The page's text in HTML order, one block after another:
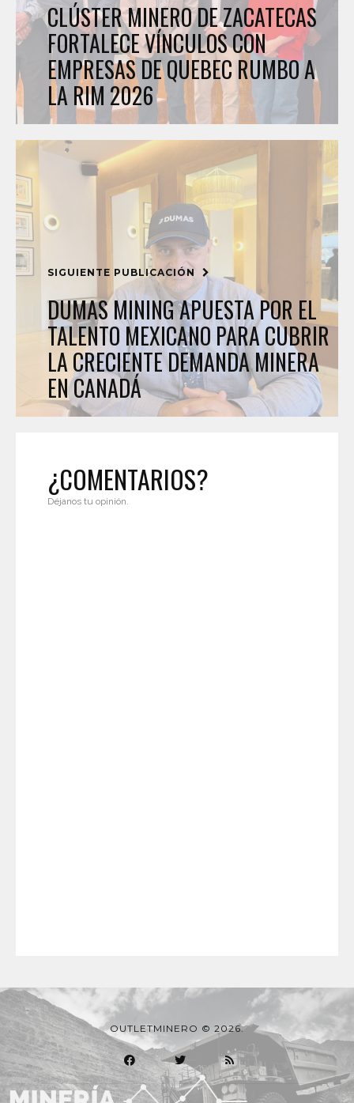
CLÚSTER MINERO DE ZACATECAS
FORTALECE VÍNCULOS CON
EMPRESAS DE QUEBEC RUMBO A
LA RIM 2026
SIGUIENTE PUBLICACIÓN
DUMAS MINING APUESTA POR EL
TALENTO MEXICANO PARA CUBRIR
LA CRECIENTE DEMANDA MINERA
EN CANADÁ
¿COMENTARIOS?
Déjanos tu opinión.
OUTLETMINERO © 2026.